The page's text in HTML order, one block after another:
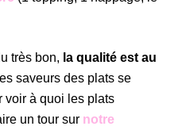
très bon, la qualité est au
saveurs des plats se
voir à quoi les plats
un tour sur notre